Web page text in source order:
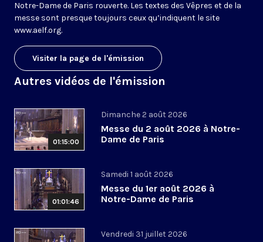
Notre-Dame de Paris rouverte. Les textes des Vêpres et de la
messe sont presque toujours ceux qu’indiquent le site
www.aelf.org.
Visiter la page de l'émission
Autres vidéos de l'émission
01:15:00
Dimanche 2 août 2026
Messe du 2 août 2026 à Notre-
Dame de Paris
01:01:46
Samedi 1 août 2026
Messe du 1er août 2026 à
Notre-Dame de Paris
Vendredi 31 juillet 2026